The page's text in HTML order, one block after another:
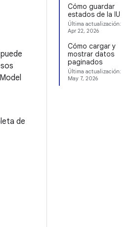
Cómo guardar
estados de la IU
Última actualización:
Apr 22, 2026
Cómo cargar y
mostrar datos
paginados
Última actualización:
May 7, 2026
de